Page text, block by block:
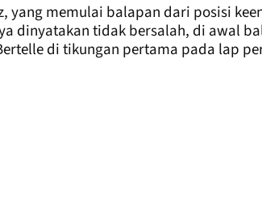
yang memulai balapan dari posisi
dinyatakan tidak bersalah, di awal
di tikungan pertama pada lap